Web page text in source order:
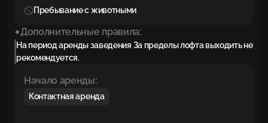
Пребывание с животными
Дополнительные правила:
На период аренды заведения За пределы лофта выходить не
рекомендуется.
Начало аренды:
Контактная аренда